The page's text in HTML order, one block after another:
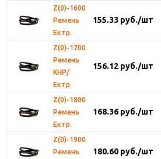
Z(0)-1600
Ремень
Ектр.
155.33 руб./шт
Z(0)-1700
Ремень
КНР/
Ектр.
156.12 руб./шт
Z(0)-1800
Ремень
Ектр.
168.36 руб./шт
Z(0)-1900
Ремень
180.60 руб./шт